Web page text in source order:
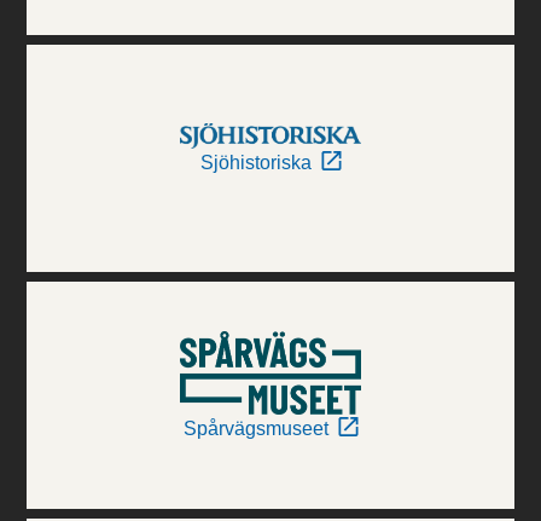
Sjöhistoriska
Spårvägsmuseet